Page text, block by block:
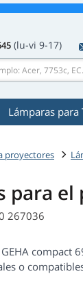
(lu-vi 9-17)
Lámparas para
proyectores
para el
267036
compact
o